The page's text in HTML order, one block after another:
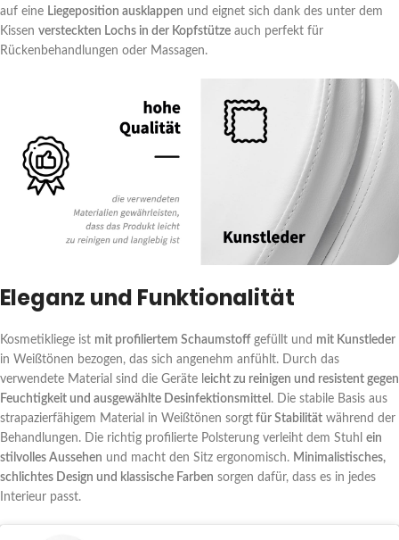
auf eine Liegeposition ausklappen und eignet sich dank des unter dem
Kissen versteckten Lochs in der Kopfstütze auch perfekt für
Rückenbehandlungen oder Massagen.
Eleganz und Funktionalität
Kosmetikliege ist mit profiliertem Schaumstoffgefüllt und mit Kunstleder
in Weißtönen bezogen, das sich angenehm anfühlt. Durch das
verwendete Material sind die Geräte l eicht zu reinigen und resistent gegen
Feuchtigkeit und ausgewählte Desinfektionsmittel . Die stabile Basis aus
strapazierfähigem Material in Weißtönen sorgt für Stabilität während der
Behandlungen. Die richtig profilierte Polsterung verleiht dem Stuhl ein
stilvolles Aussehen und macht den Sitz ergonomisch. Minimalistisches,
schlichtes Design und klassische Farben sorgen dafür, dass es in jedes
Interieur passt.